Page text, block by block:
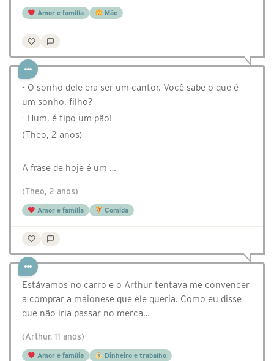
Amor e família Mãe
- O sonho dele era ser um cantor. Você sabe o que é
um sonho, filho?
- Hum, é tipo um pão!
(Theo, 2 anos)⠀
A frase de hoje é um …
(Theo, 2 anos)
Amor e família Comida
Estávamos no carro e o Arthur tentava me convencer
a comprar a maionese que ele queria. Como eu disse
que não iria passar no merca…
(Arthur, 11 anos)
Amor e família Dinheiro e trabalho